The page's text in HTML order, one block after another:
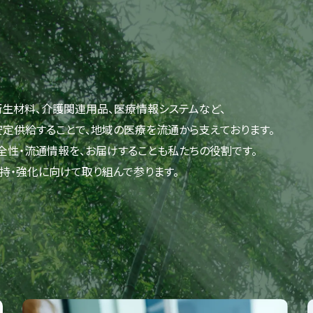
料、介護関連用品、医療情報システムなど、
給することで、地域の医療を流通から支えております。
・流通情報を、お届けすることも私たちの役割です。
強化に向けて取り組んで参ります。